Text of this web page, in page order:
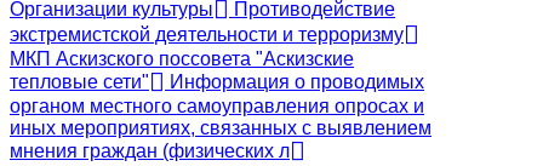
Организации культуры
Противодействие
экстремистской деятельности и терроризму
МКП Аскизского поссовета "Аскизские
тепловые сети"
Информация о проводимых
органом местного самоуправления опросах и
иных мероприятиях, связанных с выявлением
мнения граждан (физических л